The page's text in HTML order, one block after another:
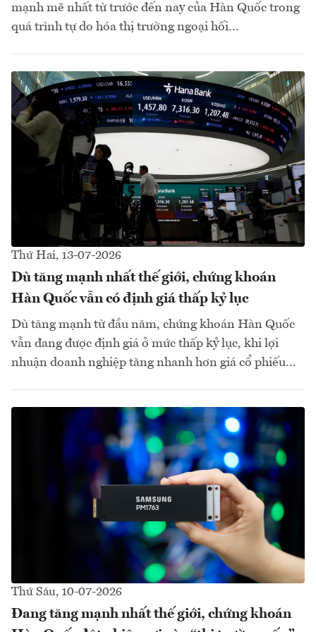
mạnh mẽ nhất từ trước đến nay của Hàn Quốc trong
quá trình tự do hóa thị trường ngoại hối...
Thứ Hai, 13-07-2026
Dù tăng mạnh nhất thế giới, chứng khoán
Hàn Quốc vẫn có định giá thấp kỷ lục
Dù tăng mạnh từ đầu năm, chứng khoán Hàn Quốc
vẫn đang được định giá ở mức thấp kỷ lục, khi lợi
nhuận doanh nghiệp tăng nhanh hơn giá cổ phiếu...
Thứ Sáu, 10-07-2026
Đang tăng mạnh nhất thế giới, chứng khoán